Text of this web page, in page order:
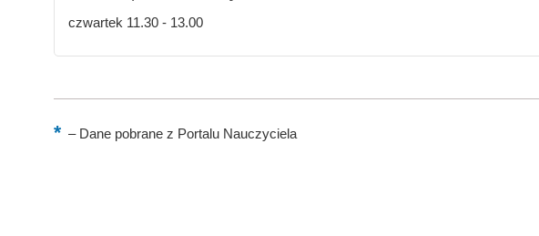
czwartek 11.30 - 13.00
–Dane pobrane z Portalu Nauczyciela